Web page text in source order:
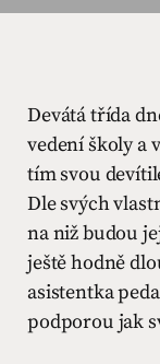
Devátá třída
vedení školy a
tím svou
Dle svých
na niž budou
ještě hodně
asistentka
podporou jak